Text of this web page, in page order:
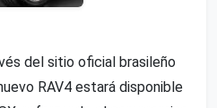
del sitio oficial brasileño
RAV4 estará disponible